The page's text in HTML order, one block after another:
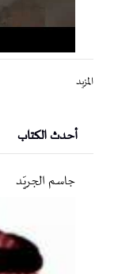
المزيد
أحدث الكتاب
جاسم الجريّد